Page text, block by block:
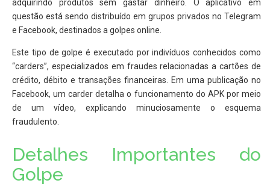
adquirindo produtos sem gastar dinheiro. O aplicativo em
questão está sendo distribuído em grupos privados no Telegram
e Facebook, destinados a golpes online.
Este tipo de golpe é executado por indivíduos conhecidos como
“carders”, especializados em fraudes relacionadas a cartões de
crédito, débito e transações financeiras. Em uma publicação no
Facebook, um carder detalha o funcionamento do APK por meio
de um vídeo, explicando minuciosamente o esquema
fraudulento.
Detalhes Importantes do
Golpe